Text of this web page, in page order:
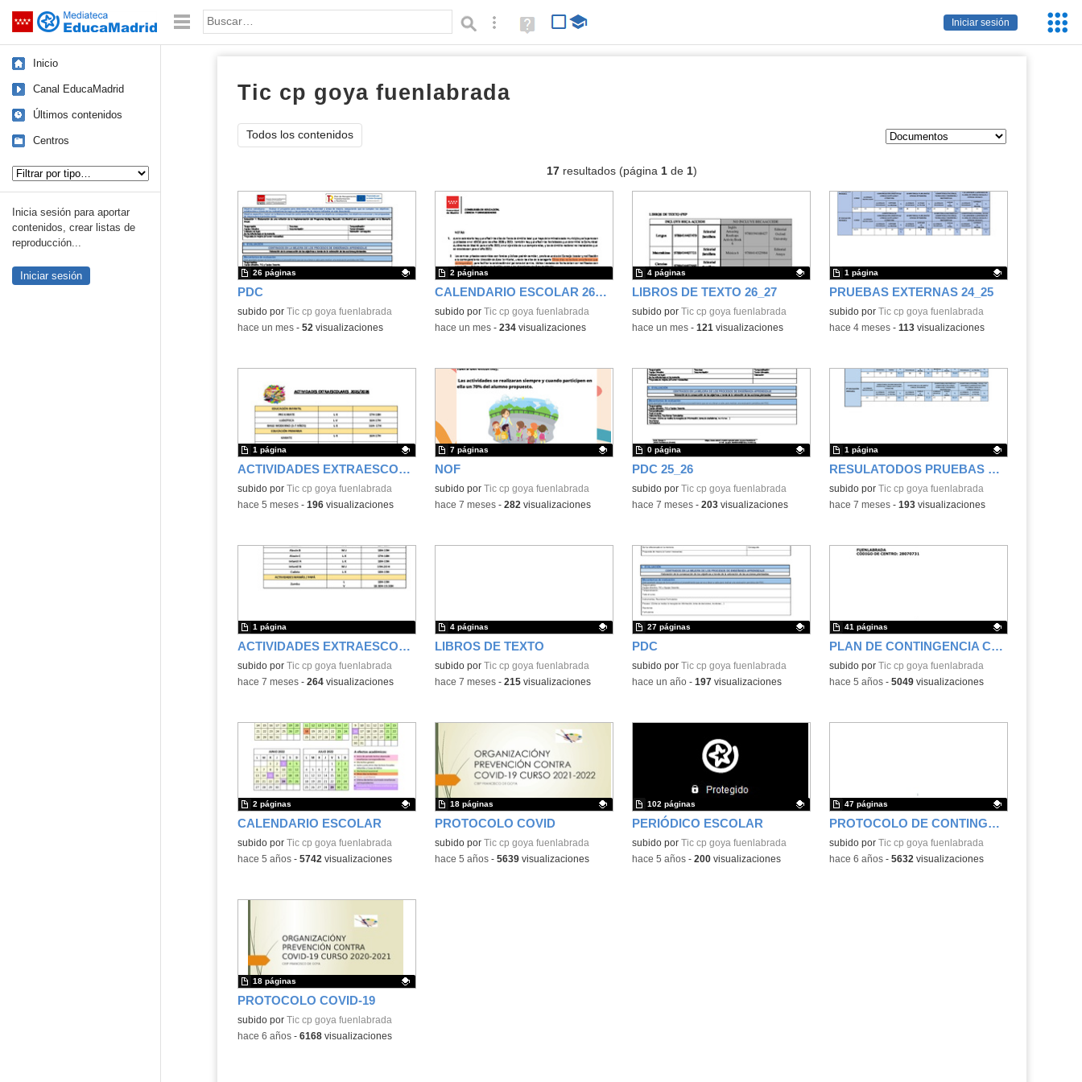
Saltar navegación
Iniciar sesión
Palabra o frase: Búsqueda avanzada
Ayuda
(en
Inicio
Canal EducaMadrid
Últimos contenidos
Centros
Inicia sesión para aportar
contenidos, crear listas de
reproducción...
Iniciar sesión
Tic cp goya fuenlabrada
Todos los contenidos
17resultados (página 1de 1)
PDC
Contenido educativo.
subido por Tic cp goya fuenlabrada
26 páginas
-hace un mes- 52 visualizaciones
CALENDARIO ESCOLAR 26_27
subido por Tic cp goya fuenlabrada
2 páginas
-hace un mes- 234visualizaciones
LIBROS DE TEXTO 26_27
Contenido educativo.
subido por Tic cp goya fuenlabrada
4 páginas
-hace un mes- 121 visualizaciones
PRUEBAS EXTERNAS 24_25
Contenido educativo.
subido por Tic cp goya fuenlabrada
1 página
-hace 4 meses- 113visualizaciones
ACTIVIDADES EXTRAESCOLARES
Contenido educativo.
subido por Tic cp goya fuenlabrada
1 página
-hace 5 meses- 196visualizaciones
NOF
Contenido educativo.
subido por Tic cp goya fuenlabrada
7 páginas
-hace 7 meses- 282 visualizaciones
PDC 25_26
Contenido educativo.
subido por Tic cp goya fuenlabrada
0 página
-hace 7 meses- 203visualizaciones
RESULATODOS PRUEBAS EXTERNAS
Contenido educativo.
subido por Tic cp goya fuenlabrada
1 página
-hace 7 meses- 193visualizaciones
ACTIVIDADES EXTRAESCOLARES 25_26
subido por Tic cp goya fuenlabrada
1 página
-hace 7 meses- 264visualizaciones
LIBROS DE TEXTO
Contenido educativo.
subido por Tic cp goya fuenlabrada
4 páginas
-hace 7 meses- 215visualizaciones
PDC
Contenido educativo.
subido por Tic cp goya fuenlabrada
27 páginas
-hace un año- 197visualizaciones
PLAN DE CONTINGENCIA COVID 19.CURSO 21-22
Contenido educativo.
subido por Tic cp goya fuenlabrada
41 páginas
-hace 5 años- 5049visualizaciones
CALENDARIO ESCOLAR
Contenido educativo.
subido por Tic cp goya fuenlabrada
2 páginas
-hace 5 años- 5742 visualizaciones
PROTOCOLO COVID
Contenido educativo.
subido por Tic cp goya fuenlabrada
18 páginas
-hace 5 años- 5639visualizaciones
PERIÓDICO ESCOLAR
Contenido educativo.
subido por Tic cp goya fuenlabrada
102 páginas
-hace 5 años- 200visualizaciones
PROTOCOLO DE CONTINGENCIA
Contenido educativo.
subido por Tic cp goya fuenlabrada
47 páginas
-hace 6 años- 5632 visualizaciones
PROTOCOLO COVID-19
Contenido educativo.
subido por Tic cp goya fuenlabrada
18 páginas
-hace 6 años- 6168visualizaciones